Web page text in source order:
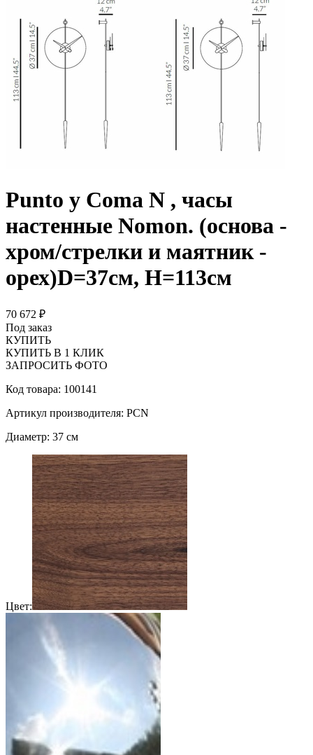
Punto y Coma N , часы
настенные Nomon. (основа -
хром/стрелки и маятник -
орех)D=37см, H=113см
70 672 ₽
Под заказ
КУПИТЬ
КУПИТЬ В 1 КЛИК
ЗАПРОСИТЬ ФОТО
Код товара: 100141
Артикул производителя: PCN
Диаметр: 37 см
Цвет: